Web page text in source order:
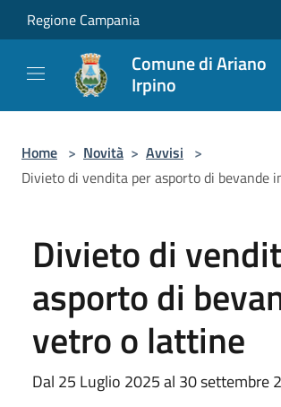
Salta al contenuto principale
Regione Campania
Comune di Ariano
Irpino
Home > Novità > Avvisi >
Divieto di vendita per asporto di bevande
Divieto di
asporto di
vetro o lattine
Dal 25 Luglio 2025 al 30 settembre